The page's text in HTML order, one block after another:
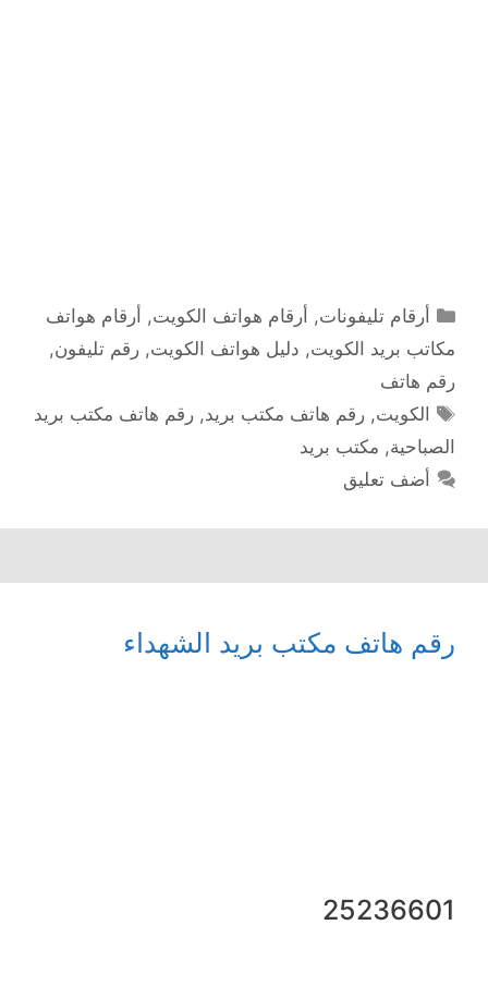
التصنيفات
أرقام تليفونات, أرقام هواتف الكويت, أرقام هواتف
مكاتب بريد الكويت, دليل هواتف الكويت, رقم تليفون,
رقم هاتف
الوسوم
الكويت,رقم هاتف مكتب بريد,رقم هاتف مكتب بريد
الصباحية, مكتب بريد
أضف تعليق
رقم هاتف مكتب بريد الشهداء
25236601